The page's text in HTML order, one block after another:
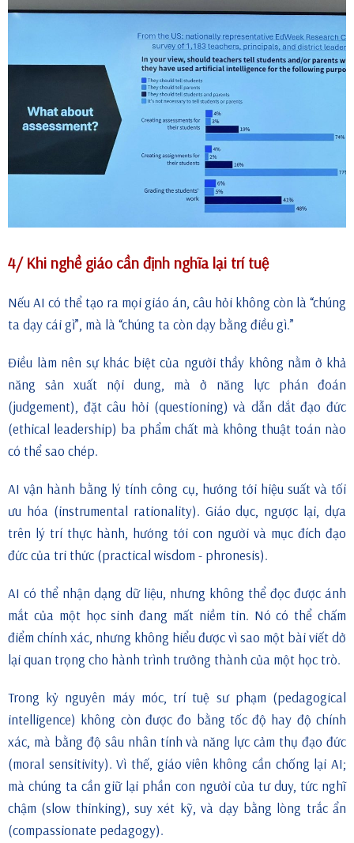
4/ Khi nghề giáo cần định nghĩa lại trí tuệ
Nếu AI có thể tạo ra mọi giáo án, câu hỏi không còn là “chúng
ta dạy cái gì”, mà là “chúng ta còn dạy bằng điều gì.”
Điều làm nên sự khác biệt của người thầy không nằm ở khả
năng sản xuất nội dung, mà ở năng lực phán đoán
(judgement), đặt câu hỏi (questioning) và dẫn dắt đạo đức
(ethical leadership) ba phẩm chất mà không thuật toán nào
có thể sao chép.
AI vận hành bằng lý tính công cụ, hướng tới hiệu suất và tối
ưu hóa (instrumental rationality). Giáo dục, ngược lại, dựa
trên lý trí thực hành, hướng tới con người và mục đích đạo
đức của tri thức (practical wisdom - phronesis).
AI có thể nhận dạng dữ liệu, nhưng không thể đọc được ánh
mắt của một học sinh đang mất niềm tin. Nó có thể chấm
điểm chính xác, nhưng không hiểu được vì sao một bài viết dở
lại quan trọng cho hành trình trưởng thành của một học trò.
Trong kỷ nguyên máy móc, trí tuệ sư phạm (pedagogical
intelligence) không còn được đo bằng tốc độ hay độ chính
xác, mà bằng độ sâu nhân tính và năng lực cảm thụ đạo đức
(moral sensitivity). Vì thế, giáo viên không cần chống lại AI;
mà chúng ta cần giữ lại phần con người của tư duy, tức nghĩ
chậm (slow thinking), suy xét kỹ, và dạy bằng lòng trắc ẩn
(compassionate pedagogy).